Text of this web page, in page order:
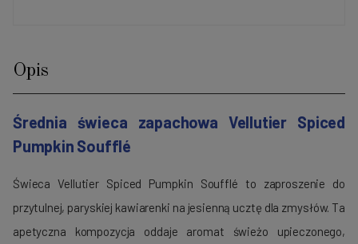
Opis
Średnia świeca zapachowa Vellutier Spiced
Pumpkin Soufflé
Świeca Vellutier Spiced Pumpkin Soufflé to zaproszenie do
przytulnej, paryskiej kawiarenki na jesienną ucztę dla zmysłów. Ta
apetyczna kompozycja oddaje aromat świeżo upieczonego,